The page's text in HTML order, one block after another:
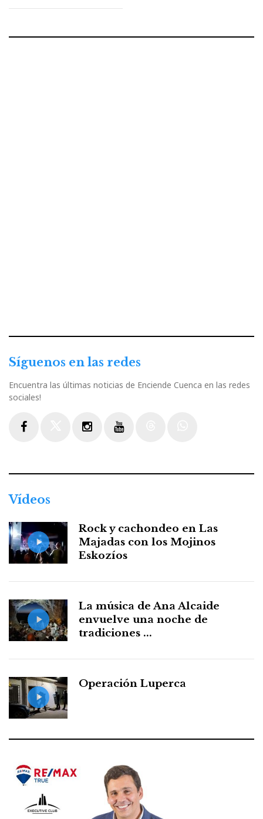
Síguenos en las redes
Encuentra las últimas noticias de Enciende Cuenca en las redes
sociales!
Vídeos
Rock y cachondeo en Las
Majadas con los Mojinos
Eskozíos
La música de Ana Alcaide
envuelve una noche de
tradiciones ...
Operación Luperca